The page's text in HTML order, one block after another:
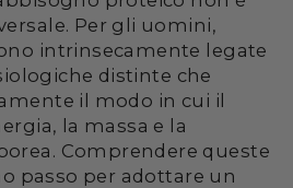
Per gli uomini,
intrinsecamente legate
distinte che
il modo in cui il
la massa e la
Comprendere queste
passo per adottare un